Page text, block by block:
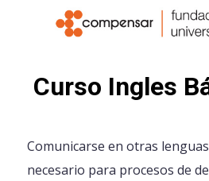
Curso Ingles
Comunicarse en otras
necesario para procesos de